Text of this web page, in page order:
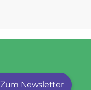
Zum Newsletter